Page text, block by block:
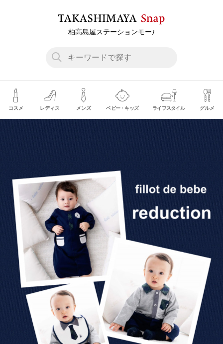
コスメ レディス メンズ ベビー・キッズ ライフスタイル グルメ